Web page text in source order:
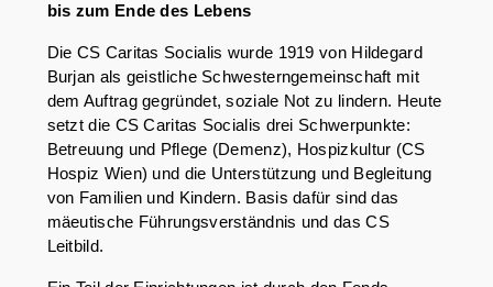
bis zum Ende des Lebens
Die CS Caritas Socialis wurde 1919 von Hildegard
Burjan als geistliche Schwesterngemeinschaft mit
dem Auftrag gegründet, soziale Not zu lindern. Heute
setzt die CS Caritas Socialis drei Schwerpunkte:
Betreuung und Pflege (Demenz), Hospizkultur (CS
Hospiz Wien) und die Unterstützung und Begleitung
von Familien und Kindern. Basis dafür sind das
mäeutische Führungsverständnis und das CS
Leitbild.